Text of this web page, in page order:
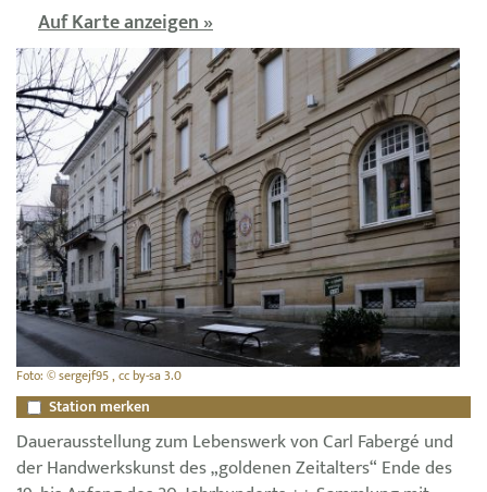
Auf Karte anzeigen »
Foto: © sergejf95 , cc by-sa 3.0
Station merken
Dauerausstellung zum Lebenswerk von Carl Fabergé und
der Handwerkskunst des „goldenen Zeitalters“ Ende des